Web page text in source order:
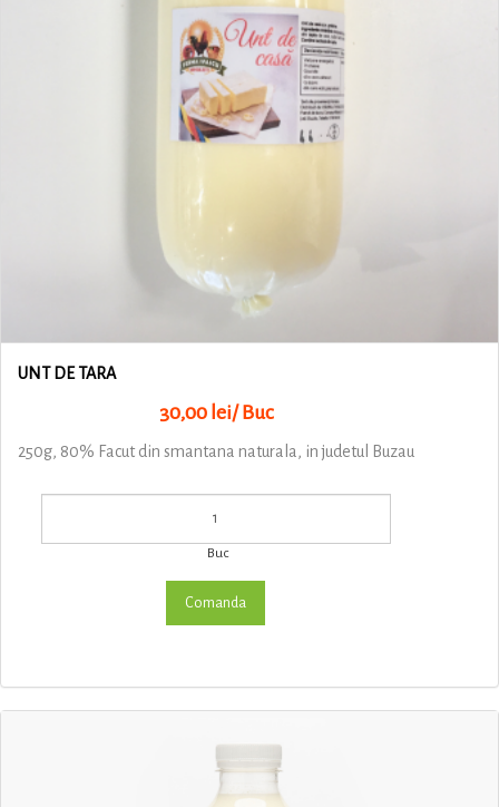
UNT DE TARA
30,00 lei/ Buc
250g, 80% Facut din smantana naturala, in judetul Buzau
Buc